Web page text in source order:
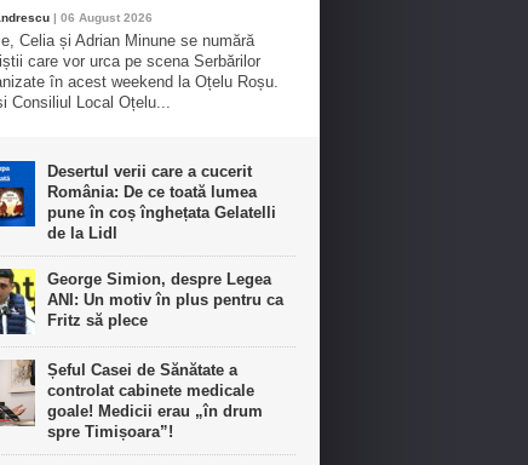
| 06 August 2026
Celia și Adrian Minune se numără
care vor urca pe scena Serbărilor
în acest weekend la Oțelu Roșu.
Consiliul Local Oțelu...
Desertul verii care a cucerit
România: De ce toată lumea
pune în coș înghețata Gelatelli
de la Lidl
George Simion, despre Legea
ANI: Un motiv în plus pentru ca
Fritz să plece
Șeful Casei de Sănătate a
controlat cabinete medicale
goale! Medicii erau „în drum
spre Timișoara”!